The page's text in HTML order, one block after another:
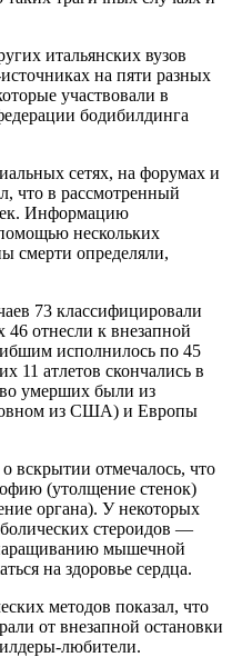
итальянских вузов
на пяти разных
участвовали в
бодибилдинга
сетях, на форумах и
что в рассмотренный
Информацию
нескольких
смерти определяли,
73 классифицировали
46 отнесли к внезапной
исполнилось по 45
11 атлетов скончались в
умерших были из
из США) и Европы
вскрытии отмечалось, что
(утолщение стенок)
органа). У некоторых
стероидов —
мышечной
на здоровье сердца.
методов показал, что
от внезапной остановки
любители.